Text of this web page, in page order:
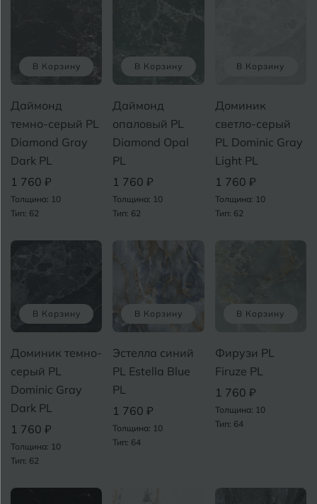
В Корзину
Даймонд
темно-серый PL
Diamond Gray
Dark PL
1 760 ₽
Толщина: 10
Тип: 62
В Корзину
Даймонд
опаловый PL
Diamond Opal
PL
1 760 ₽
Толщина: 10
Тип: 62
В Корзину
Доминик
светло-серый
PL Dominic Gray
Light PL
1 760 ₽
Толщина: 10
Тип: 62
В Корзину
Доминик темно-
серый PL
Dominic Gray
Dark PL
1 760 ₽
Толщина: 10
Тип: 62
В Корзину
Эстелла синий
PL Estella Blue
PL
1 760 ₽
Толщина: 10
Тип: 64
В Корзину
Фирузи PL
Firuze PL
1 760 ₽
Толщина: 10
Тип: 64
Белореченск
Брянск
Бугуруслан
Великий Новгород
Волгодонск
Вологда
Воронеж
Воткинск